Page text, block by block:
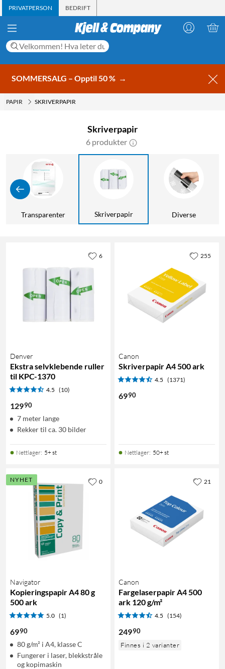
PRIVATPERSON BEDRIFT
SOMMERSALG – Opptil 50 % →
PAPIR SKRIVERPAPIR
Skriverpapir
6 produkter
Transparenter Skriverpapir Diverse
Denver
Ekstra selvklebende ruller
til KPC-1370
4.5 (10)
12990
7 meter lange
Rekker til ca. 30 bilder
Nettlager: 5+ st
6
Canon
Skriverpapir A4 500 ark
4.5 (1371)
6990
Nettlager: 50+ st
255
NYHET
Navigator
Kopieringspapir A4 80 g
500 ark
5.0 (1)
6990
80 g/m² i A4, klasse C
Fungerer i laser, blekkstråle
og kopimaskin
0
Canon
Fargelaserpapir A4 500
ark 120 g/m²
4.5 (154)
24990
Finnes i 2 varianter
21